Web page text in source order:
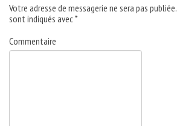
Votre adresse de messagerie ne sera pas publiée.
sont indiqués avec*
Commentaire